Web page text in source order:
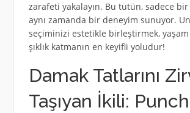
zarafeti yakalayın. Bu tütün, sadece
aynı zamanda bir deneyim sunuyor.
seçiminizi estetikle birleştirmek, yaşam
şıklık katmanın en keyifli yoludur!
Damak Tatlarını
Taşıyan İkili: